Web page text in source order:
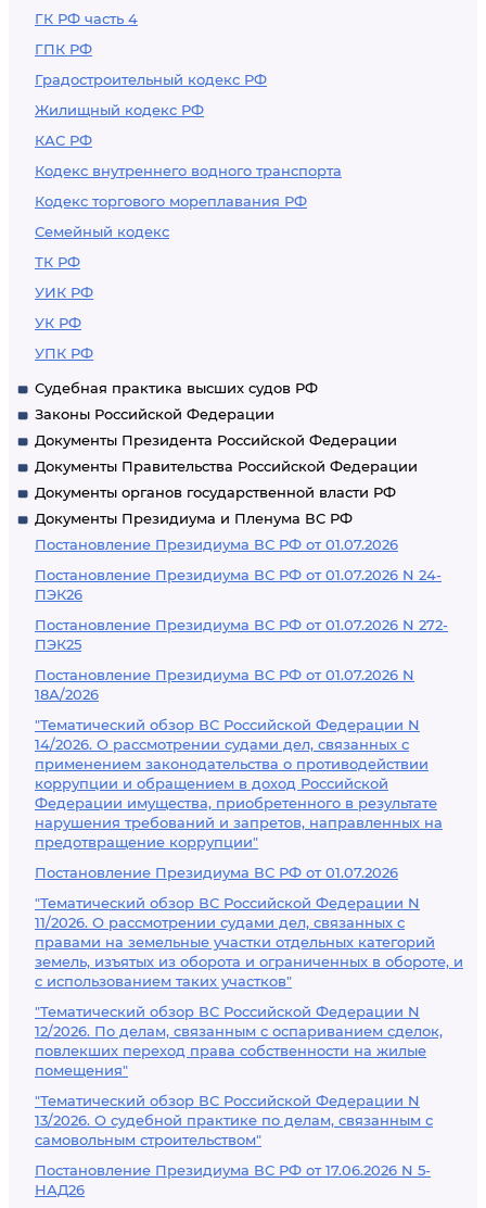
ГК РФ часть 4
ГПК РФ
Градостроительный кодекс РФ
Жилищный кодекс РФ
КАС РФ
Кодекс внутреннего водного транспорта
Кодекс торгового мореплавания РФ
Семейный кодекс
ТК РФ
УИК РФ
УК РФ
УПК РФ
Судебная практика высших судов РФ
Законы Российской Федерации
Документы Президента Российской Федерации
Документы Правительства Российской Федерации
Документы органов государственной власти РФ
Документы Президиума и Пленума ВС РФ
Постановление Президиума ВС РФ от 01.07.2026
Постановление Президиума ВС РФ от 01.07.2026 N 24-
ПЭК26
Постановление Президиума ВС РФ от 01.07.2026 N 272-
ПЭК25
Постановление Президиума ВС РФ от 01.07.2026 N
18А/2026
"Тематический обзор ВС Российской Федерации N
14/2026. О рассмотрении судами дел, связанных с
применением законодательства о противодействии
коррупции и обращением в доход Российской
Федерации имущества, приобретенного в результате
нарушения требований и запретов, направленных на
предотвращение коррупции"
Постановление Президиума ВС РФ от 01.07.2026
"Тематический обзор ВС Российской Федерации N
11/2026. О рассмотрении судами дел, связанных с
правами на земельные участки отдельных категорий
земель, изъятых из оборота и ограниченных в обороте, и
с использованием таких участков"
"Тематический обзор ВС Российской Федерации N
12/2026. По делам, связанным с оспариванием сделок,
повлекших переход права собственности на жилые
помещения"
"Тематический обзор ВС Российской Федерации N
13/2026. О судебной практике по делам, связанным с
самовольным строительством"
Постановление Президиума ВС РФ от 17.06.2026 N 5-
НАД26